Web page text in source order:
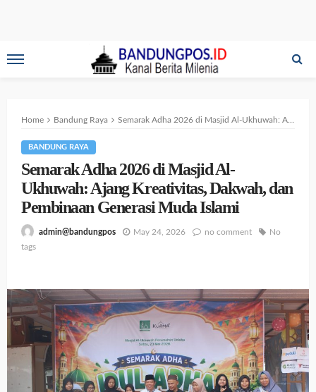
Home Bandung Raya Semarak Adha 2026 di Masjid Al-Ukhuwah: Ajang Kreativitas, Dakwah, dan Pembinaan Generasi Muda Islami
BANDUNG RAYA
Semarak Adha 2026 di Masjid Al-
Ukhuwah: Ajang Kreativitas, Dakwah, dan
Pembinaan Generasi Muda Islami
admin@bandungpos May 24, 2026 no comment
No
tags